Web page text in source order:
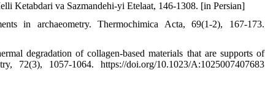
Ketabdari va Sazmandehi-yi Etelaat, 146-1308. [in Persian]
in archaeometry. Thermochimica Acta, 69(1-2), 167-173.
degradation of collagen-based materials that are supports of
1057-1064. https://doi.org/10.1023/A:1025007407683